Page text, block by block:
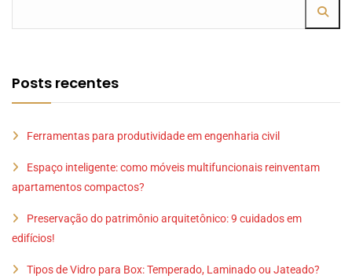
Posts recentes
Ferramentas para produtividade em engenharia civil
Espaço inteligente: como móveis multifuncionais reinventam
apartamentos compactos?
Preservação do patrimônio arquitetônico: 9 cuidados em
edifícios!
Tipos de Vidro para Box: Temperado, Laminado ou Jateado?